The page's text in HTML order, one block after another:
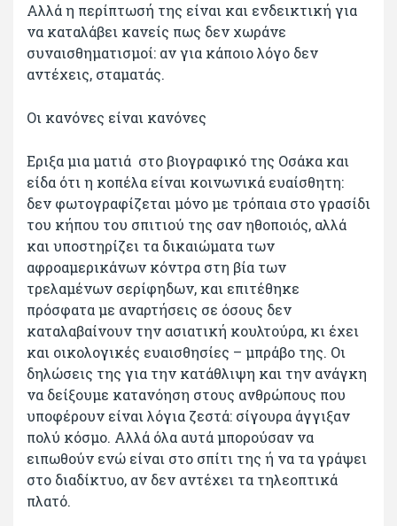
Αλλά η περίπτωσή της είναι και ενδεικτική για
να καταλάβει κανείς πως δεν χωράνε
συναισθηματισμοί: αν για κάποιο λόγο δεν
αντέχεις, σταματάς.
Οι κανόνες είναι κανόνες
Εριξα μια ματιά στο βιογραφικό της Οσάκα και
είδα ότι η κοπέλα είναι κοινωνικά ευαίσθητη:
δεν φωτογραφίζεται μόνο με τρόπαια στο γρασίδι
του κήπου του σπιτιού της σαν ηθοποιός, αλλά
και υποστηρίζει τα δικαιώματα των
αφροαμερικάνων κόντρα στη βία των
τρελαμένων σερίφηδων, και επιτέθηκε
πρόσφατα με αναρτήσεις σε όσους δεν
καταλαβαίνουν την ασιατική κουλτούρα, κι έχει
και οικολογικές ευαισθησίες – μπράβο της. Οι
δηλώσεις της για την κατάθλιψη και την ανάγκη
να δείξουμε κατανόηση στους ανθρώπους που
υποφέρουν είναι λόγια ζεστά: σίγουρα άγγιξαν
πολύ κόσμο. Αλλά όλα αυτά μπορούσαν να
ειπωθούν ενώ είναι στο σπίτι της ή να τα γράψει
στο διαδίκτυο, αν δεν αντέχει τα τηλεοπτικά
πλατό.